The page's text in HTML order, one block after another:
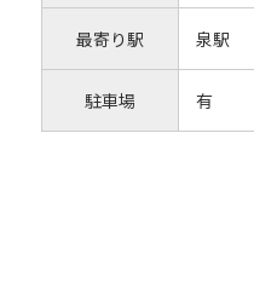
最寄り駅 泉駅
駐車場 有